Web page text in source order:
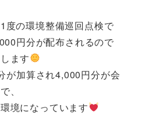
度の環境整備巡回点検で
円分が配布されるので
ます
が加算され4,000円分が会
、
境になっています